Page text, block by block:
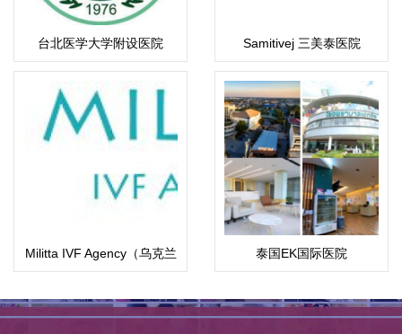
台北医学大学附设医院 Samitivej 三美泰医院
Militta IVF Agency（乌克兰
玛丽塔生殖中心）
泰国EK国际医院